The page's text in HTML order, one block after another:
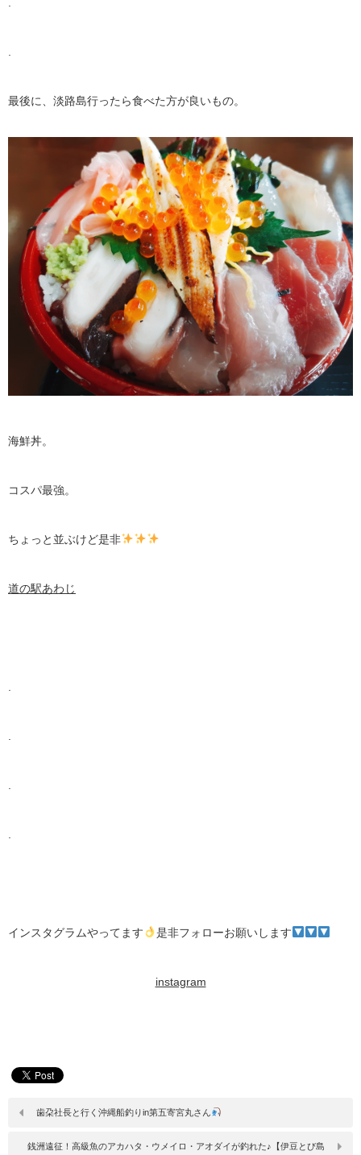
最後に、淡路島行ったら食べた方が良いもの。
海鮮丼。
コスパ最強。
ちょっと並ぶけど是非
道の駅あわじ
インスタグラムやってます 是非フォローお願いします
instagram
歯朶社長と行く沖縄船釣りin第五寄宮丸さん
銭洲遠征！高級魚のアカハタ・ウメイロ・アオダイが釣れた♪【伊豆とび島